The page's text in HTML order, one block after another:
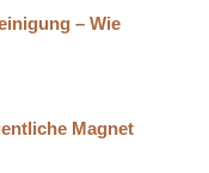
– Wie
Magnet